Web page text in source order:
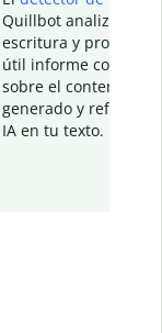
Quillbot analiza tu
escritura y
útil informe con
sobre el contenido
generado y refinado
IA en tu texto.